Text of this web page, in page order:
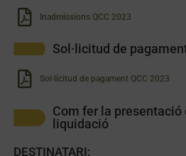
Inadmissions QCC 2023
Sol·licitud de
Sol·licitud de pagament QCC 2023
Com fer la presentació
liquidació
DESTINATARI: